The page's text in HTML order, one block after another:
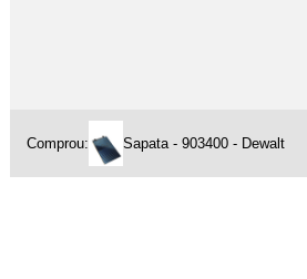
Comprou: Sapata - 903400 - Dewalt